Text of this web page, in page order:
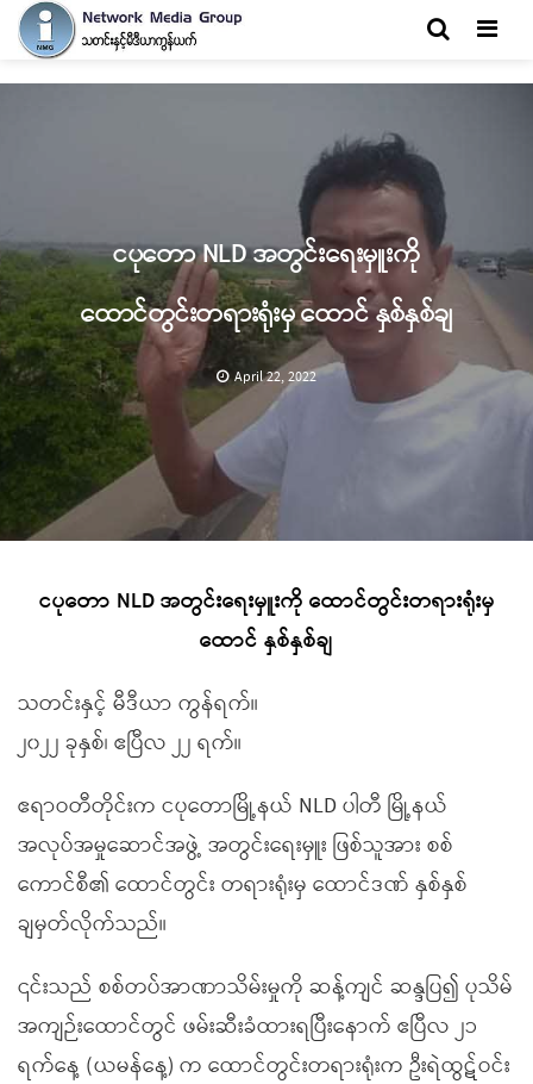
ငပုတော NLD အတွင်းရေးမှူးကို
ထောင်တွင်းတရားရုံးမှ ထောင် နှစ်နှစ်ချ
April 22, 2022
ငပုတော NLD အတွင်းရေးမှူးကို ထောင်တွင်းတရားရုံးမှ
ထောင် နှစ်နှစ်ချ
သတင်းနှင့် မီဒီယာ ကွန်ရက်။
၂၀၂၂ ခုနှစ်၊ ဧပြီလ ၂၂ ရက်။
ဧရာဝတီတိုင်းက ငပုတောမြို့နယ် NLD ပါတီ မြို့နယ်
အလုပ်အမှုဆောင်အဖွဲ့ အတွင်းရေးမှူး ဖြစ်သူအား စစ်
ကောင်စီ၏ ထောင်တွင်း တရားရုံးမှ ထောင်ဒဏ် နှစ်နှစ်
ချမှတ်လိုက်သည်။
၎င်းသည် စစ်တပ်အာဏာသိမ်းမှုကို ဆန့်ကျင် ဆန္ဒပြ၍ ပုသိမ်
အကျဉ်းထောင်တွင် ဖမ်းဆီးခံထားရပြီးနောက် ဧပြီလ ၂၁
ရက်နေ့ (ယမန်နေ့) က ထောင်တွင်းတရားရုံးက ဦးရဲထွဋ်ဝင်း